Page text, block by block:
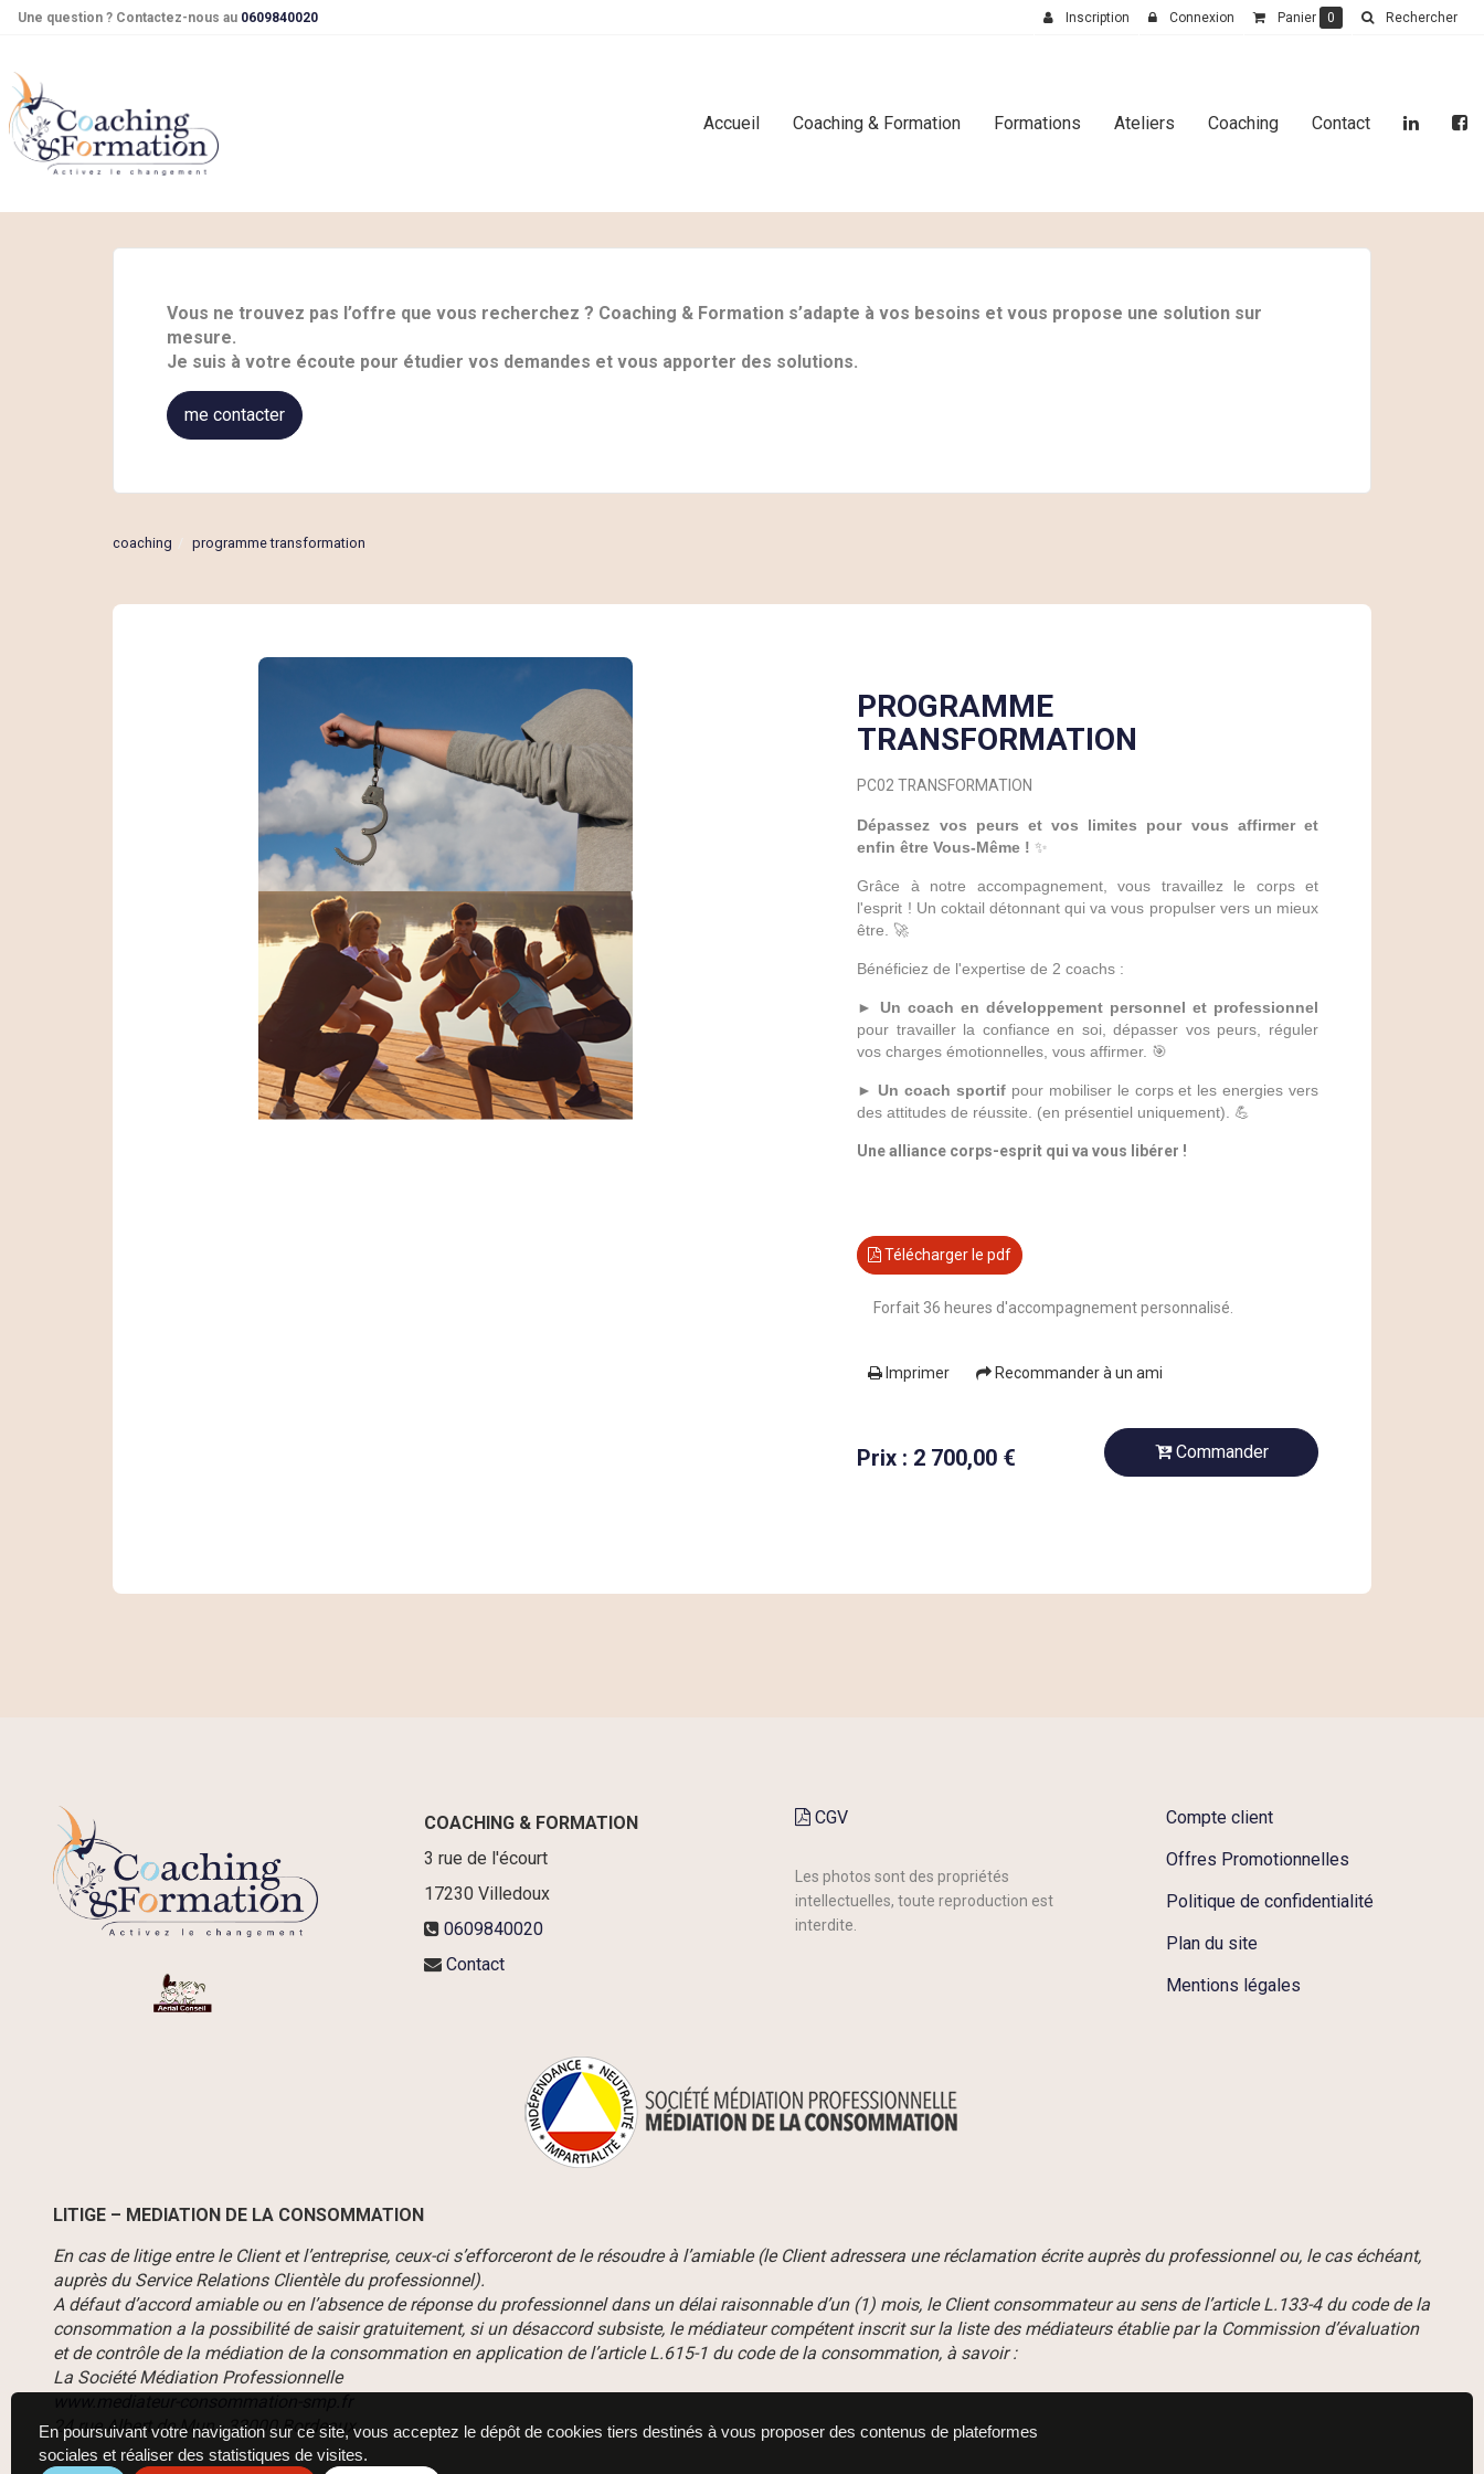
Accueil Coaching & Formation Formations Ateliers Coaching Contact
Vous ne trouvez pas l’offre que vous recherchez ? Coaching & Formation s’adapte à vos besoins et vous propose une solution sur
mesure.
Je suis à votre écoute pour étudier vos demandes et vous apporter des solutions.
me contacter
coaching programme transformation
PROGRAMME
TRANSFORMATION
PC02 TRANSFORMATION
Dépassez vos peurs et vos limites pour vous affirmer et
enfin être Vous-Même ! ✨
Grâce à notre accompagnement, vous travaillez le corps et
l'esprit ! Un coktail détonnant qui va vous propulser vers un mieux
être. 🚀
Bénéficiez de l'expertise de 2 coachs :
► Un coach en développement personnel et professionnel
pour travailler la confiance en soi, dépasser vos peurs, réguler
vos charges émotionnelles, vous affirmer. 🎯
► Un coach sportif pour mobiliser le corps et les energies vers
des attitudes de réussite. (en présentiel uniquement). 💪
Une alliance corps-esprit qui va vous libérer !
Télécharger le pdf
Forfait 36 heures d'accompagnement personnalisé.
Imprimer Recommander à un ami
Prix : 2 700,00 € Commander
Une question ? Contactez-nous au 0609840020 Inscription Connexion Panier 0 Rechercher
COACHING & FORMATION
3 rue de l'écourt
17230 Villedoux
0609840020
Contact
CGV
Les photos sont des propriétés
intellectuelles, toute reproduction est
interdite.
Compte client
Offres Promotionnelles
Politique de confidentialité
Plan du site
Mentions légales
LITIGE – MEDIATION DE LA CONSOMMATION
En cas de litige entre le Client et l’entreprise, ceux-ci s’efforceront de le résoudre à l’amiable (le Client adressera une réclamation écrite auprès du professionnel ou, le cas échéant,
auprès du Service Relations Clientèle du professionnel).
A défaut d’accord amiable ou en l’absence de réponse du professionnel dans un délai raisonnable d’un (1) mois, le Client consommateur au sens de l’article L.133-4 du code de la
consommation a la possibilité de saisir gratuitement, si un désaccord subsiste, le médiateur compétent inscrit sur la liste des médiateurs établie par la Commission d’évaluation
et de contrôle de la médiation de la consommation en application de l’article L.615-1 du code de la consommation, à savoir :
La Société Médiation Professionnelle
24 rue Albert de Mun - 33000 Bordeaux
En poursuivant votre navigation sur ce site, vous acceptez le dépôt de cookies tiers destinés à vous proposer des contenus de plateformes
sociales et réaliser des statistiques de visites.